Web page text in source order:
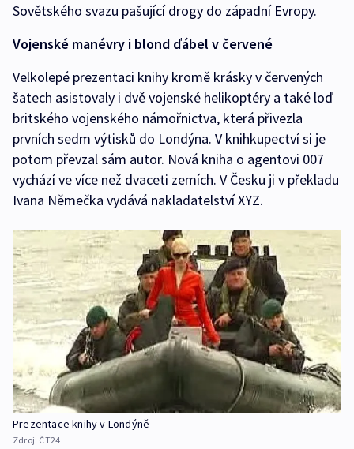
Sovětského svazu pašující drogy do západní Evropy.
Vojenské manévry i blond ďábel v červené
Velkolepé prezentaci knihy kromě krásky v červených
šatech asistovaly i dvě vojenské helikoptéry a také loď
britského vojenského námořnictva, která přivezla
prvních sedm výtisků do Londýna. V knihkupectví si je
potom převzal sám autor. Nová kniha o agentovi 007
vychází ve více než dvaceti zemích. V Česku ji v překladu
Ivana Němečka vydává nakladatelství XYZ.
Prezentace knihy v Londýně
Zdroj: ČT24